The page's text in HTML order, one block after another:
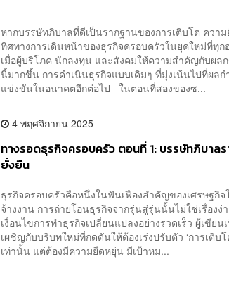
หากบรรษัทภิบาลที่ดีเป็นรากฐานของการเติบโต ควา
ทิศทางการเดินหน้าของธุรกิจครอบครัวในยุคใหม่ที่ทุก
เมื่อผู้บริโภค นักลงทุน และสังคมให้ความสำคัญกับผล
นี้มากขึ้น การดำเนินธุรกิจแบบเดิมๆ ที่มุ่งเน้นไปที่ผลก
แข่งขันในอนาคตอีกต่อไป ในตอนที่สองของซ...
4 พฤศจิกายน 2025
ทางรอดธุรกิจครอบครัว ตอนที่ 1: บรรษัทภิบาล
ยั่งยืน
ธุรกิจครอบครัวคือหนึ่งในฟันเฟืองสำคัญของเศรษฐกิจ
จ้างงาน การถ่ายโอนธุรกิจจากรุ่นสู่รุ่นนั้นไม่ใช่เรื่อง
เงื่อนไขการทำธุรกิจเปลี่ยนแปลงอย่างรวดเร็ว ผู้เขีย
เผชิญกับบริบทใหม่ที่กดดันให้ต้องเร่งปรับตัว ‘การเติบโ
เท่านั้น แต่ต้องมีความยืดหยุ่น มีเป้าหม...